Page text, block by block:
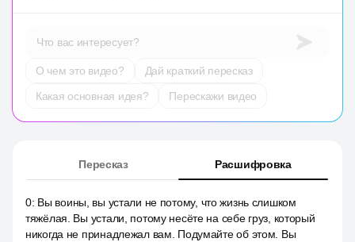
Что вас интересует?
О чем это видео?
Дай краткий пересказ
Какая основная идея?
Перескажи видео
Пересказ Расшифровка
0: Вы воины, вы устали не потому, что жизнь слишком
тяжёлая. Вы устали, потому несёте на себе груз, который
никогда не принадлежал вам. Подумайте об этом. Вы